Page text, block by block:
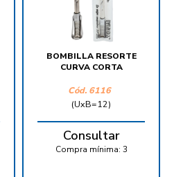
BOMBILLA RESORTE
CURVA CORTA
Cód. 6116
(UxB=12)
Consultar
Compra mínima: 3